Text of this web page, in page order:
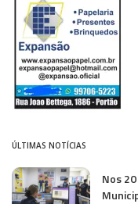
ÚLTIMAS NOTÍCIAS
Nos